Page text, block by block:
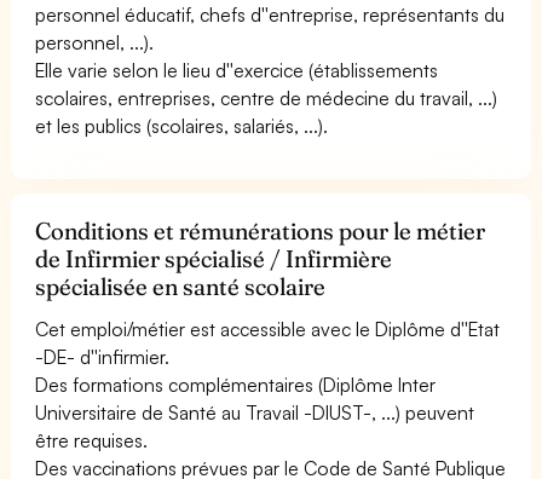
personnel éducatif, chefs d''entreprise, représentants du
personnel, ...).
Elle varie selon le lieu d''exercice (établissements
scolaires, entreprises, centre de médecine du travail, ...)
et les publics (scolaires, salariés, ...).
Conditions et rémunérations pour le métier
de Infirmier spécialisé / Infirmière
spécialisée en santé scolaire
Cet emploi/métier est accessible avec le Diplôme d''Etat
-DE- d''infirmier.
Des formations complémentaires (Diplôme Inter
Universitaire de Santé au Travail -DIUST-, ...) peuvent
être requises.
Des vaccinations prévues par le Code de Santé Publique